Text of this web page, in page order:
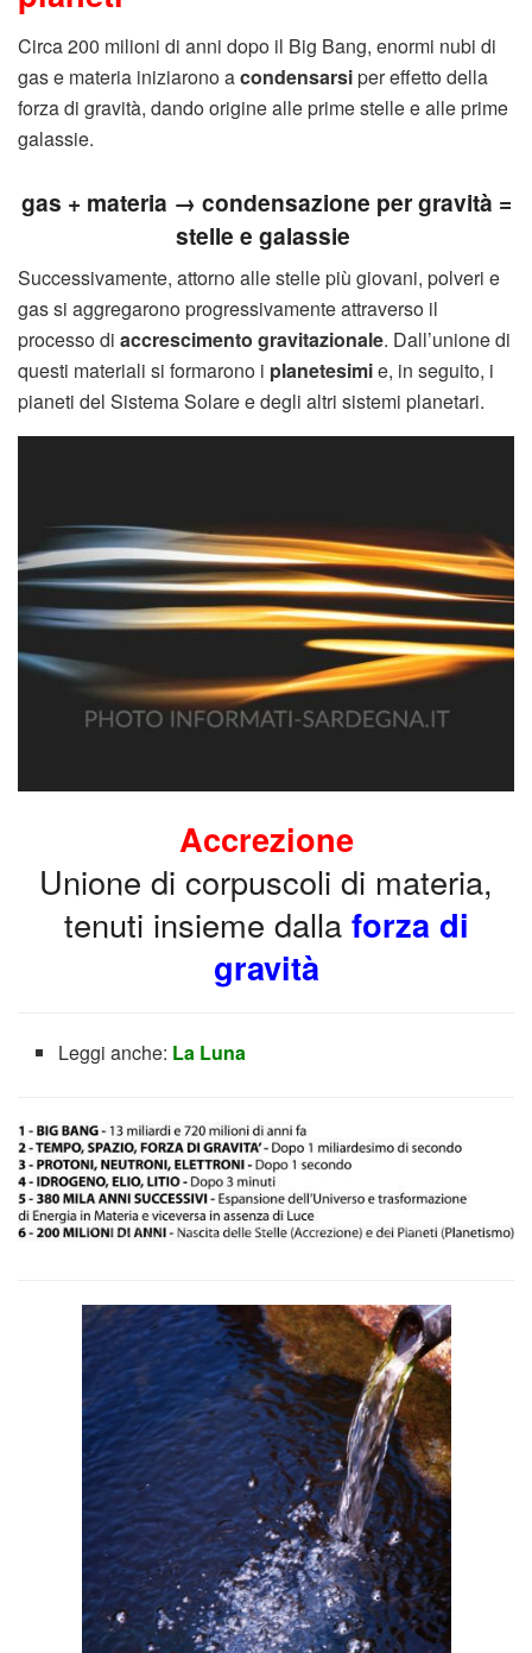
Circa 200 milioni di anni dopo il Big Bang, enormi nubi di
gas e materia iniziarono acondensarsiper effetto della
forza di gravità, dando origine alle prime stelle e alle prime
galassie.
gas + materia → condensazione per gravità =
stelle e galassie
Successivamente, attorno alle stelle più giovani, polveri e
gas si aggregarono progressivamente attraverso il
processo di accrescimento gravitazionale. Dall’unione di
questi materiali si formarono i planetesimie, in seguito, i
pianeti del Sistema Solare e degli altri sistemi planetari.
Accrezione
Unione di corpuscoli di materia,
tenuti insieme dalla forza di
gravità
Leggi anche: La Luna